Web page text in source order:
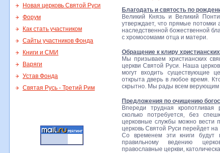
Новая церковь Святой Руси
Форум
Как стать участником
Сайты участников Фонда
Книги и СМИ
Варяги
Устав Фонда
Святая Русь - Третий Рим
Благодать и святость по
Великий Князь и Великий
утверждает, что прямые
наследственной божественной
с хромосомами отца и матери.
Обращение к клиру
Мы призываем христианских
церкви Святой Руси. Наша
могут входить существующие
открыта дверь в любое время.
скрытно. Мы рады всем
Предложения по очищению
Впереди трудная кропотливая
сколько потребуется, без
церковные службы можно вести
церковь Святой Руси перейдет
Со временем эти книги
правильному ведению
православные церкви,